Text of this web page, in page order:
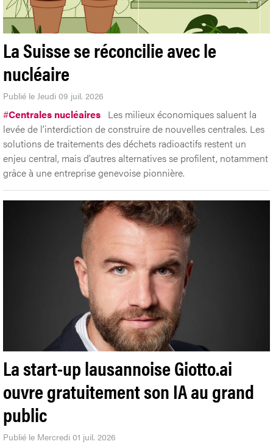
La Suisse se réconcilie avec le
nucléaire
Publié le Jeudi 09 juil. 2026
#Centrales nucléaires Les milieux économiques saluent la
levée de l’interdiction de construire de nouvelles centrales. Les
solutions de traitements des déchets radioactifs restent un
enjeu central, mais d’autres alternatives se profilent, notamment
grâce à une entreprise genevoise pionnière.
La start-up lausannoise Giotto.ai
ouvre gratuitement son IA au grand
public
Publié le Mercredi 01 juil. 2026